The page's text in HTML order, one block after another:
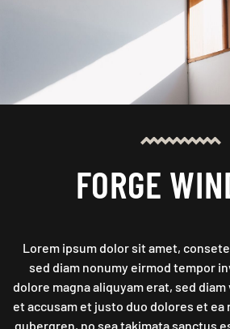
FORGE
Lorem ipsum dolor sit amet,
sed diam nonumy eirmod tempor
dolore magna aliquyam erat, sed
et accusam et justo duo dolores et ea
gubergren, no sea takimata sanctus